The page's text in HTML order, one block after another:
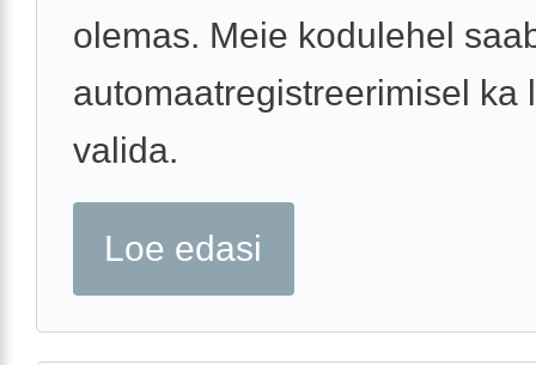
olemas. Meie kodulehel
automaatregistreerimisel ka
valida.
Loe edasi